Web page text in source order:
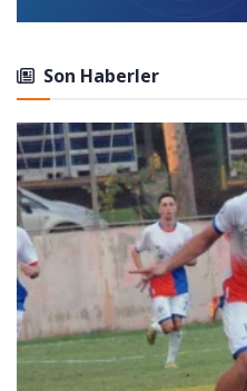
Son Haberler